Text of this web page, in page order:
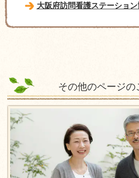
大阪府訪問看護ステーショ
その他のページの